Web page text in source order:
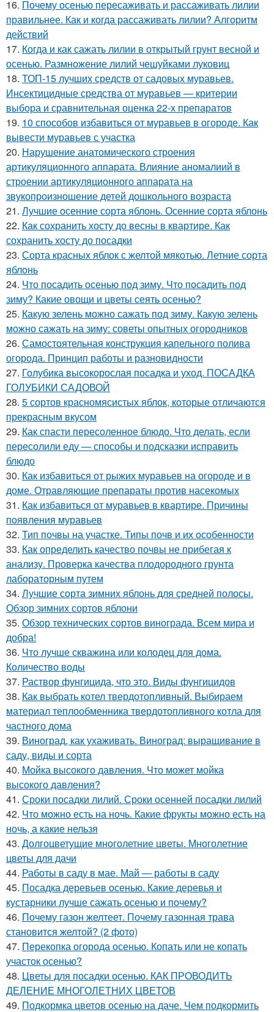
16. Почему осенью пересаживать и рассаживать лилии
правильнее. Как и когда рассаживать лилии? Алгоритм
действий
17. Когда и как сажать лилии в открытый грунт весной и
осенью. Размножение лилий чешуйками луковиц
18. ТОП-15 лучших средств от садовых муравьев.
Инсектицидные средства от муравьев — критерии
выбора и сравнительная оценка 22-х препаратов
19. 10 способов избавиться от муравьев в огороде. Как
вывести муравьев с участка
20. Нарушение анатомического строения
артикуляционного аппарата. Влияние аномалиий в
строении артикуляционного аппарата на
звукопроизношение детей дошкольного возраста
21. Лучшие осенние сорта яблонь. Осенние сорта яблонь
22. Как сохранить хосту до весны в квартире. Как
сохранить хосту до посадки
23. Сорта красных яблок с желтой мякотью. Летние сорта
яблонь
24. Что посадить осенью под зиму. Что посадить под
зиму? Какие овощи и цветы сеять осенью?
25. Какую зелень можно сажать под зиму. Какую зелень
можно сажать на зиму: советы опытных огородников
26. Самостоятельная конструкция капельного полива
огорода. Принцип работы и разновидности
27. Голубика высокорослая посадка и уход. ПОСАДКА
ГОЛУБИКИ САДОВОЙ
28. 5 сортов красномясистых яблок, которые отличаются
прекрасным вкусом
29. Как спасти пересоленное блюдо. Что делать, если
пересолили еду — способы и подсказки исправить
блюдо
30. Как избавиться от рыжих муравьев на огороде и в
доме. Отравляющие препараты против насекомых
31. Как избавиться от муравьев в квартире. Причины
появления муравьев
32. Тип почвы на участке. Типы почв и их особенности
33. Как определить качество почвы не прибегая к
анализу. Проверка качества плодородного грунта
лабораторным путем
34. Лучшие сорта зимних яблонь для средней полосы.
Обзор зимних сортов яблони
35. Обзор технических сортов винограда. Всем мира и
добра!
36. Что лучше скважина или колодец для дома.
Количество воды
37. Раствор фунгицида, что это. Виды фунгицидов
38. Как выбрать котел твердотопливный. Выбираем
материал теплообменника твердотопливного котла для
частного дома
39. Виноград, как ухаживать. Виноград: выращивание в
саду, виды и сорта
40. Мойка высокого давления. Что может мойка
высокого давления?
41. Сроки посадки лилий. Сроки осенней посадки лилий
42. Что можно есть на ночь. Какие фрукты можно есть на
ночь, а какие нельзя
43. Долгоцветущие многолетние цветы. Многолетние
цветы для дачи
44. Работы в саду в мае. Май — работы в саду
45. Посадка деревьев осенью. Какие деревья и
кустарники лучше сажать осенью и почему?
46. Почему газон желтеет. Почему газонная трава
становится желтой? (2 фото)
47. Перекопка огорода осенью. Копать или не копать
участок осенью?
48. Цветы для посадки осенью. КАК ПРОВОДИТЬ
ДЕЛЕНИЕ МНОГОЛЕТНИХ ЦВЕТОВ
49. Подкормка цветов осенью на даче. Чем подкормить